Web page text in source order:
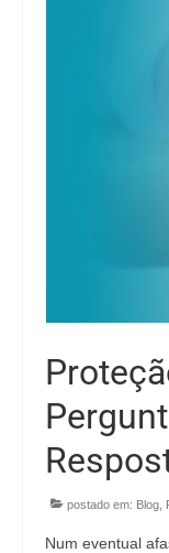
postado em: Blog
Num eventual